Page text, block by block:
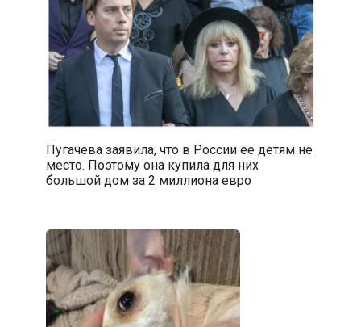
Пугачева заявила, что в России ее детям не
место. Поэтому она купила для них
большой дом за 2 миллиона евро